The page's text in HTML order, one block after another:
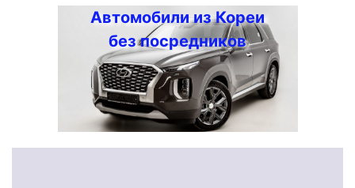
Автомобили из Кореи
без посредников